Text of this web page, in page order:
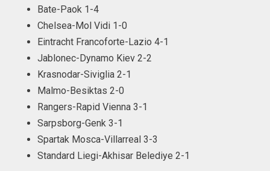
Bate-Paok 1-4
Chelsea-Mol Vidi 1-0
Eintracht Francoforte-Lazio 4-1
Jablonec-Dynamo Kiev 2-2
Krasnodar-Siviglia 2-1
Malmo-Besiktas 2-0
Rangers-Rapid Vienna 3-1
Sarpsborg-Genk 3-1
Spartak Mosca-Villarreal 3-3
Standard Liegi-Akhisar Belediye 2-1